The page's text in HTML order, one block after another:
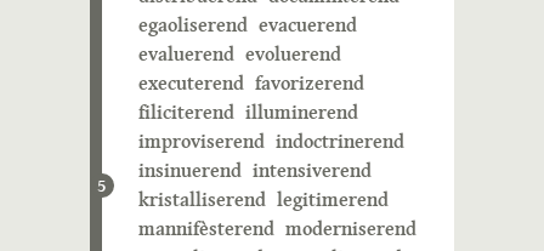
5
egaoliserend evacuerend
evaluerend evoluerend
executerend favorizerend
filiciterend illuminerend
improviserend indoctrinerend
insinuerend intensiverend
kristalliserend legitimerend
mannifèsterend moderniserend